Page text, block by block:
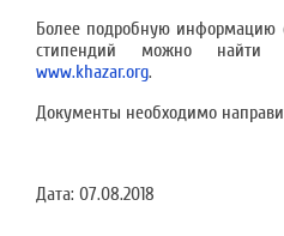
Более подробную информацию
стипендий можно найти
www.khazar.org.
Документы необходимо
Дата: 07.08.2018